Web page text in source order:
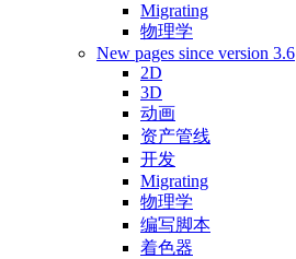
Migrating
物理学
New pages since version 3.6
2D
3D
动画
资产管线
开发
Migrating
物理学
编写脚本
着色器